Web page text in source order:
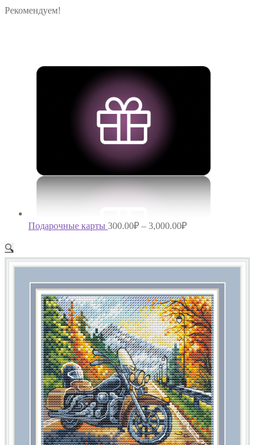
Рекомендуем!
Подарочные карты 300.00₽ – 3,000.00₽
🔍